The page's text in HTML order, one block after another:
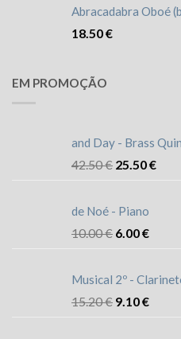
Abracadabra Oboé
18.50€
EM PROMOÇÃO
and Day - Brass
42.50€ 25.50€
de Noé - Piano
10.00€ 6.00€
Musical 2º -
15.20€ 9.10€